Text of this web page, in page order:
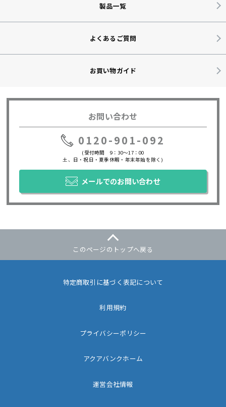
よくあるご質問
お買い物ガイド
製品一覧
お問い合わせ
0120-901-092
(受付時間 9：30～17：00
土、日・祝日・夏季休暇・年末年始を除く)
メールでのお問い合わせ
このページのトップへ戻る
特定商取引に基づく表記について
利用規約
プライバシーポリシー
アクアバンクホーム
運営会社情報